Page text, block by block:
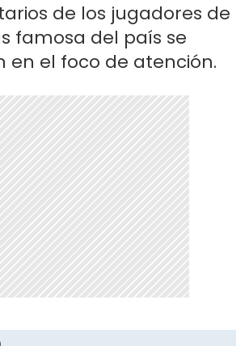
de los jugadores de
famosa del país se
en el foco de atención.